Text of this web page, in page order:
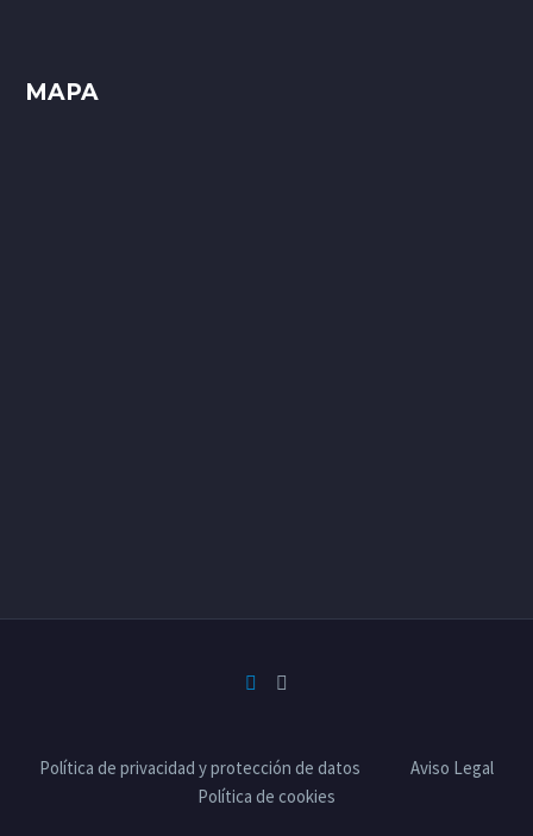
MAPA
Política de privacidad y protección de datos
Aviso Legal
Política de cookies